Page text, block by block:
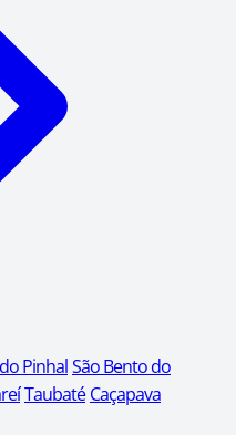
PinhalSão Bento do
Taubaté Caçapava